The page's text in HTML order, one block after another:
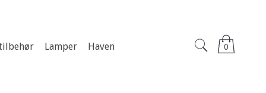
0
Lamper
Haven